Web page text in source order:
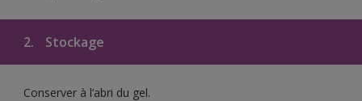
2. Stockage
Conserver à l’abri du gel.